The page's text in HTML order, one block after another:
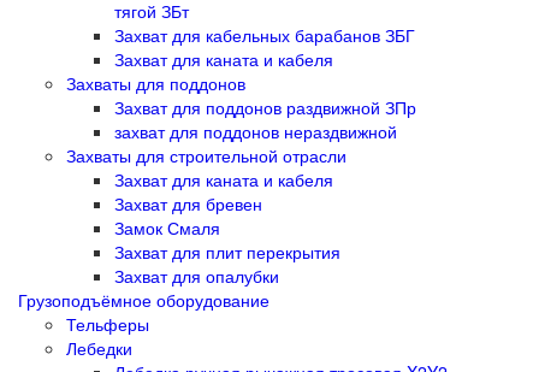
тягой ЗБт
Захват для кабельных барабанов ЗБГ
Захват для каната и кабеля
Захваты для поддонов
Захват для поддонов раздвижной ЗПр
захват для поддонов нераздвижной
Захваты для строительной отрасли
Захват для каната и кабеля
Захват для бревен
Замок Смаля
Захват для плит перекрытия
Захват для опалубки
Грузоподъёмное оборудование
Тельферы
Лебедки